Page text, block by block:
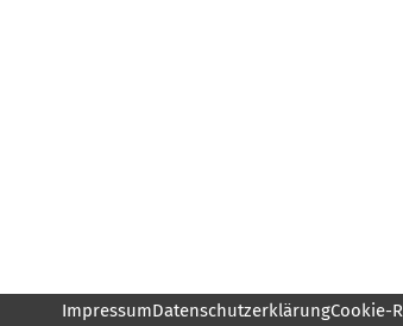
ImpressumDatenschutzerklärungCookie-